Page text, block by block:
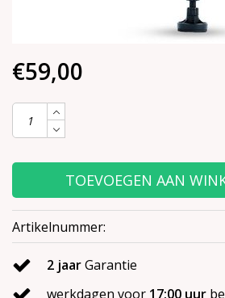
€59,00
TOEVOEGEN AAN
Artikelnummer:
2 jaarGarantie
werkdagen voor 17:00 uur